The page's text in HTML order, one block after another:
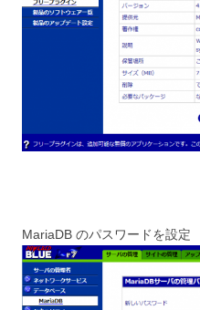
MariaDB のパスワードを設定